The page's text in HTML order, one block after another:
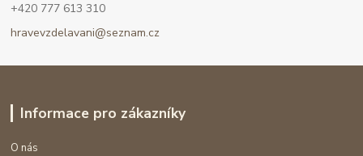
+420 777 613 310
hravevzdelavani@seznam.cz
Informace pro zákazníky
O nás